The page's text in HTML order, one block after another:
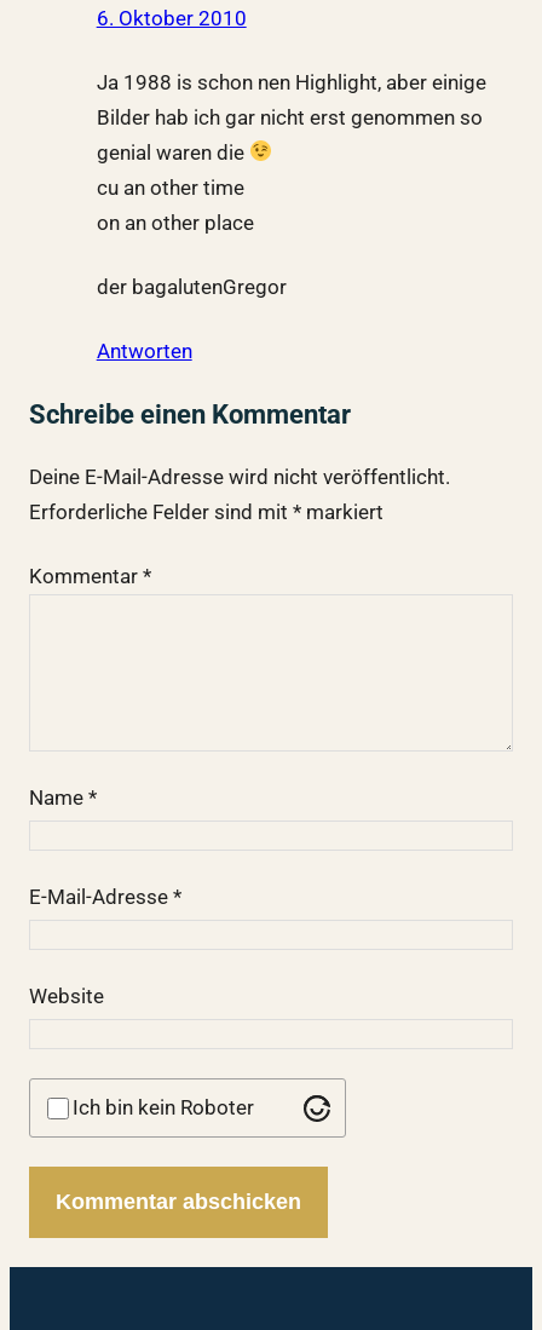
6. Oktober 2010
Ja 1988 is schon nen Highlight, aber einige
Bilder hab ich gar nicht erst genommen so
genial waren die
cu an other time
on an other place
der bagalutenGregor
Antworten
Schreibe einen Kommentar
Deine E-Mail-Adresse wird nicht veröffentlicht.
Erforderliche Felder sind mit *markiert
Kommentar *
Name *
E-Mail-Adresse *
Website
Ich bin kein Roboter